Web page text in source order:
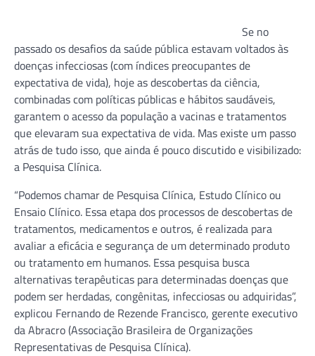
Se no
passado os desafios da saúde pública estavam voltados às
doenças infecciosas (com índices preocupantes de
expectativa de vida), hoje as descobertas da ciência,
combinadas com políticas públicas e hábitos saudáveis,
garantem o acesso da população a vacinas e tratamentos
que elevaram sua expectativa de vida. Mas existe um passo
atrás de tudo isso, que ainda é pouco discutido e visibilizado:
a Pesquisa Clínica.
“Podemos chamar de Pesquisa Clínica, Estudo Clínico ou
Ensaio Clínico. Essa etapa dos processos de descobertas de
tratamentos, medicamentos e outros, é realizada para
avaliar a eficácia e segurança de um determinado produto
ou tratamento em humanos. Essa pesquisa busca
alternativas terapêuticas para determinadas doenças que
podem ser herdadas, congênitas, infecciosas ou adquiridas”,
explicou Fernando de Rezende Francisco, gerente executivo
da Abracro (Associação Brasileira de Organizações
Representativas de Pesquisa Clínica).